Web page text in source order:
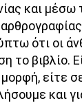
και
ότι οι
το βιβλίο.
είτε
και